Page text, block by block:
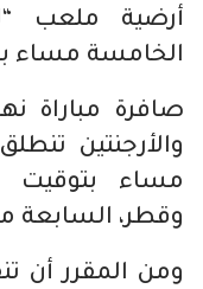
أرضية ملعب
الخامسة مساء
صافرة مباراة
والأرجنتين
مساء بتوقيت
وقطر، السابعة
ومن المقرر أن